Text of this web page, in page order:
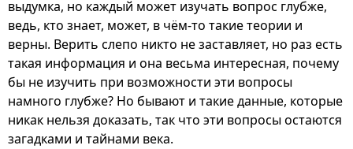
выдумка, но каждый может изучать вопрос глубже,
ведь, кто знает, может, в чём-то такие теории и
верны. Верить слепо никто не заставляет, но раз есть
такая информация и она весьма интересная, почему
бы не изучить при возможности эти вопросы
намного глубже? Но бывают и такие данные, которые
никак нельзя доказать, так что эти вопросы остаются
загадками и тайнами века.